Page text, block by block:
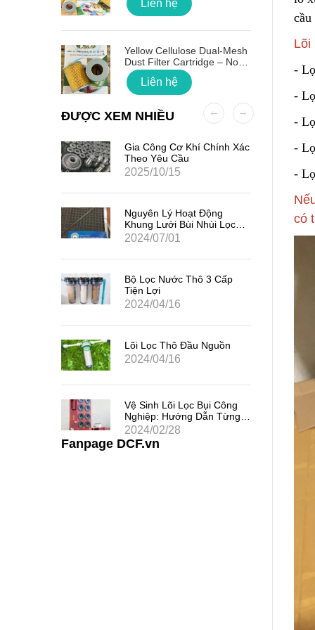
cầu
Lõi
-
-
-
-
-
có
Liên hệ
Yellow Cellulose Dual-Mesh
Dust Filter Cartridge – No
Gasket
Liên hệ
ĐƯỢC XEM NHIỀU
Gia Công Cơ Khí Chính Xác
Theo Yêu Cầu
2025/10/15
Nguyên Lý Hoạt Động
Khung Lưới Bùi Nhùi Lọc
Tách Hơi Dầu
2024/07/01
Bộ Lọc Nước Thô 3 Cấp
Tiện Lợi
2024/04/16
Lõi Lọc Thô Đầu Nguồn
2024/04/16
Vệ Sinh Lõi Lọc Bụi Công
Nghiệp: Hướng Dẫn Từng
Bước
2024/02/28
Fanpage DCF.vn